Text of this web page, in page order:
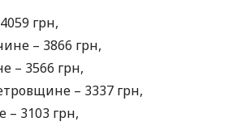
грн,
– 3866 грн,
– 3566 грн,
– 3337 грн,
– 3103 грн,